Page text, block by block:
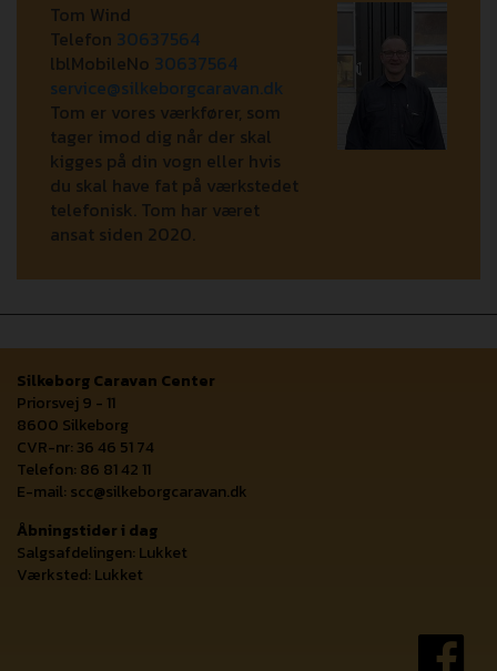
Tom Wind
Telefon 30637564
lblMobileNo 30637564
service@silkeborgcaravan.dk
Tom er vores værkfører, som
tager imod dig når der skal
kigges på din vogn eller hvis
du skal have fat på værkstedet
telefonisk. Tom har været
ansat siden 2020.
Silkeborg Caravan Center
Priorsvej 9 - 11
8600 Silkeborg
CVR-nr: 36 46 51 74
Telefon: 86 81 42 11
E-mail: scc@silkeborgcaravan.dk
Åbningstider i dag
Salgsafdelingen: Lukket
Værksted: Lukket